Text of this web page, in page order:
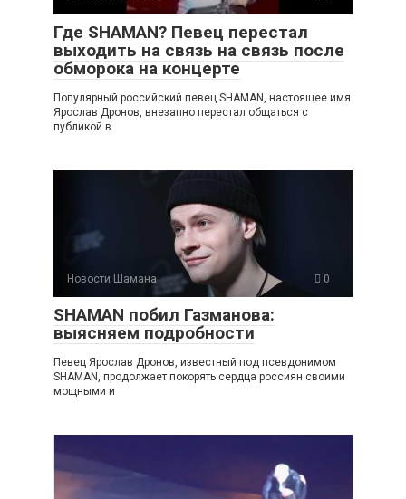
Где SHAMAN? Певец перестал
выходить на связь на связь после
обморока на концерте
Популярный российский певец SHAMAN, настоящее имя
Ярослав Дронов, внезапно перестал общаться с
публикой в
Новости Шамана 0
SHAMAN побил Газманова:
выясняем подробности
Певец Ярослав Дронов, известный под псевдонимом
SHAMAN, продолжает покорять сердца россиян своими
мощными и